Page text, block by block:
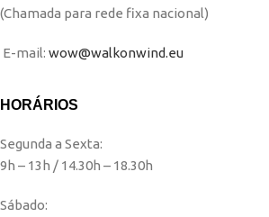
(Chamada para rede fixa nacional)
E-mail: wow@walkonwind.eu
HORÁRIOS
Segunda a Sexta:
9h – 13h / 14.30h – 18.30h
Sábado: